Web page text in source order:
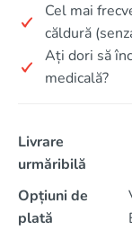
Cel mai
căldură
Ați dori să
medicală?
Livrare
urmăribilă
Opțiuni de
plată